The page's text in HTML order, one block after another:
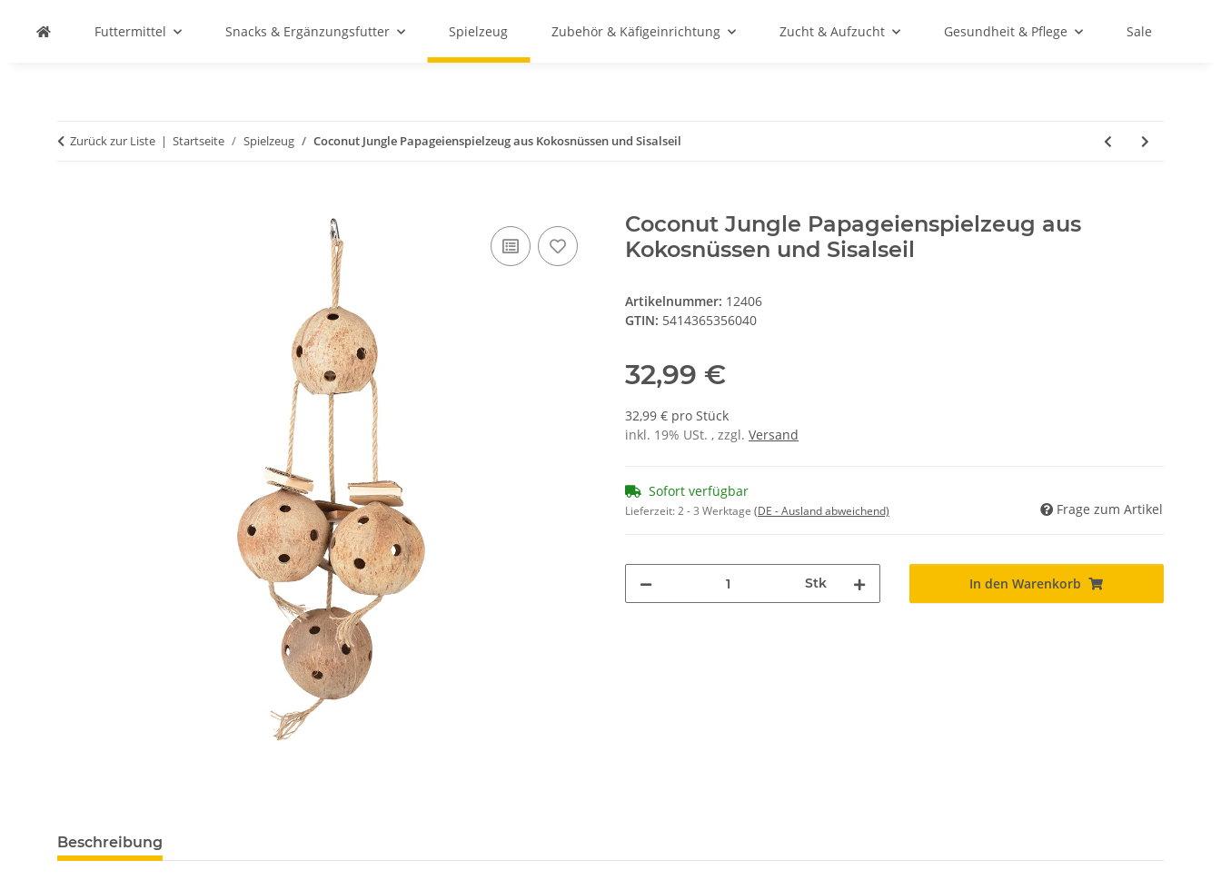
Futtermittel Snacks & Ergänzungsfutter Spielzeug Zubehör & Käfigeinrichtung Zucht & Aufzucht Gesundheit & Pflege Sale
Zurück zur Liste Startseite Spielzeug Coconut Jungle Papageienspielzeug aus Kokosnüssen und Sisalseil
Coconut Jungle Papageienspielzeug aus
Kokosnüssen und Sisalseil
Artikelnummer: 12406
GTIN: 5414365356040
32,99 €
32,99 € pro Stück
inkl. 19% USt. , zzgl. Versand
Sofort verfügbar
Lieferzeit:2 - 3 Werktage (DE - Ausland abweichend) Frage zum Artikel
Stk In den Warenkorb
Beschreibung